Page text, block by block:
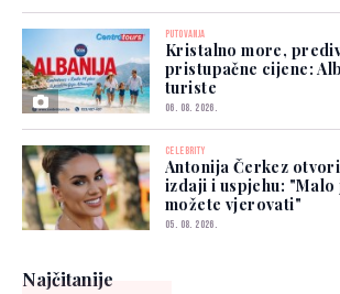
PUTOVANJA
Kristalno more,
pristupačne cijene:
turiste
06. 08. 2026.
CELEBRITY
Antonija Čerkez
izdaji i uspjehu:
možete vjerovati"
05. 08. 2026.
Najčitanije